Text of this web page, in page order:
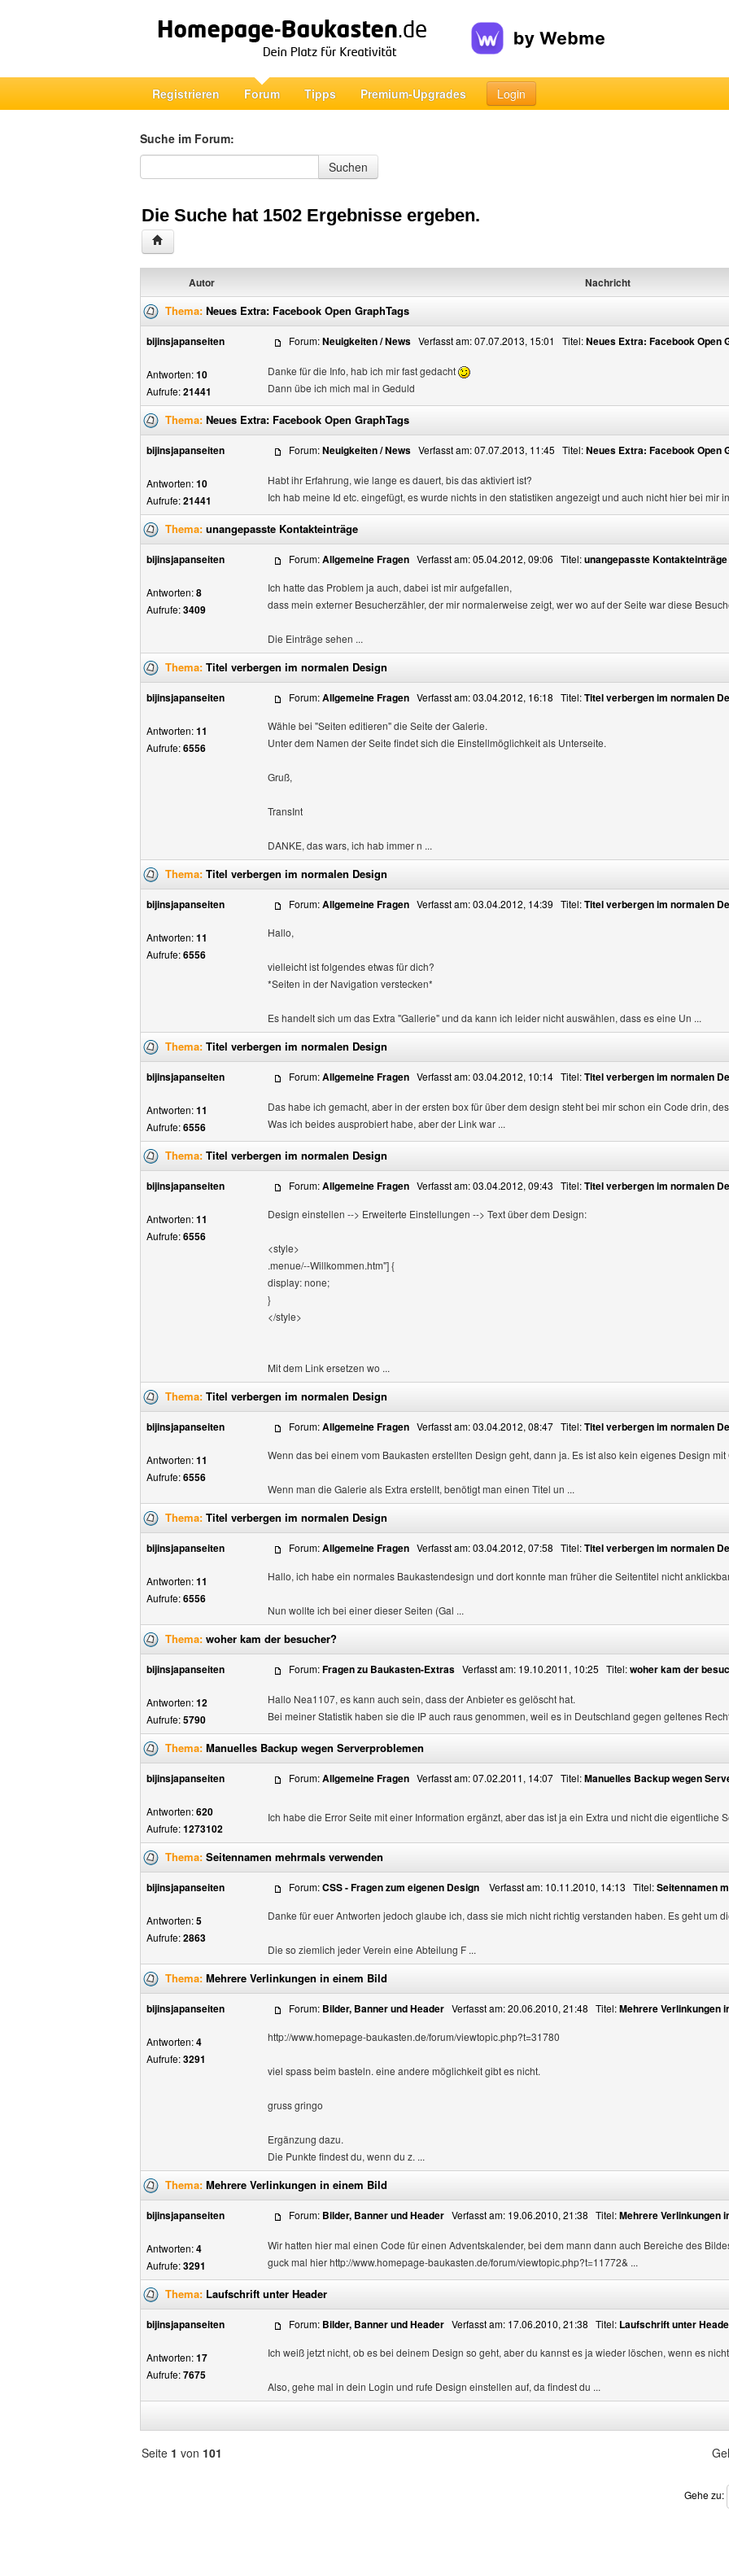
Registrieren Forum Tipps Premium-Upgrades Login
Suche im Forum:
Suche im Forum
Suchen
Die Suche hat 1502 Ergebnisse ergeben.
Autor Nachricht
Thema: Neues Extra: Facebook Open GraphTags
bijinsjapanseiten
Antworten:10
Aufrufe:21441
Forum:Neuigkeiten / News Verfasst am: 07.07.2013, 15:01 Titel:Neues Extra: Facebook Open
Danke für die Info, hab ich mir fast gedacht
Dann übe ich mich mal in Geduld
Thema: Neues Extra: Facebook Open GraphTags
bijinsjapanseiten
Antworten:10
Aufrufe:21441
Forum:Neuigkeiten / News Verfasst am: 07.07.2013, 11:45 Titel:Neues Extra: Facebook Open
Habt ihr Erfahrung, wie lange es dauert, bis das aktiviert ist?
Ich hab meine Id etc. eingefügt, es wurde nichts in den statistiken angezeigt und auch nicht hier bei mir
Thema: unangepasste Kontakteinträge
bijinsjapanseiten
Antworten:8
Aufrufe:3409
Forum:Allgemeine Fragen Verfasst am: 05.04.2012, 09:06 Titel:unangepasste Kontakteinträge
Ich hatte das Problem ja auch, dabei ist mir aufgefallen,
dass mein externer Besucherzähler, der mir normalerweise zeigt, wer wo auf der Seite war diese
Die Einträge sehen ...
Thema: Titel verbergen im normalen Design
bijinsjapanseiten
Antworten:11
Aufrufe:6556
Forum:Allgemeine Fragen Verfasst am: 03.04.2012, 16:18 Titel:Titel verbergen im normalen
Wähle bei "Seiten editieren" die Seite der Galerie.
Unter dem Namen der Seite findet sich die Einstellmöglichkeit als Unterseite.
Gruß,
TransInt
DANKE, das wars, ich hab immer n ...
Thema: Titel verbergen im normalen Design
bijinsjapanseiten
Antworten:11
Aufrufe:6556
Forum:Allgemeine Fragen Verfasst am: 03.04.2012, 14:39 Titel:Titel verbergen im normalen
Hallo,
vielleicht ist folgendes etwas für dich?
*Seiten in der Navigation verstecken*
Es handelt sich um das Extra "Gallerie" und da kann ich leider nicht auswählen, dass es eine Un ...
Thema: Titel verbergen im normalen Design
bijinsjapanseiten
Antworten:11
Aufrufe:6556
Forum:Allgemeine Fragen Verfasst am: 03.04.2012, 10:14 Titel:Titel verbergen im normalen
Das habe ich gemacht, aber in der ersten box für über dem design steht bei mir schon ein Code drin,
Was ich beides ausprobiert habe, aber der Link war ...
Thema: Titel verbergen im normalen Design
bijinsjapanseiten
Antworten:11
Aufrufe:6556
Forum:Allgemeine Fragen Verfasst am: 03.04.2012, 09:43 Titel:Titel verbergen im normalen
Design einstellen --> Erweiterte Einstellungen --> Text über dem Design:
<style>
.menue/--Willkommen.htm"] {
display: none;
}
</style>
Mit dem Link ersetzen wo ...
Thema: Titel verbergen im normalen Design
bijinsjapanseiten
Antworten:11
Aufrufe:6556
Forum:Allgemeine Fragen Verfasst am: 03.04.2012, 08:47 Titel:Titel verbergen im normalen
Wenn das bei einem vom Baukasten erstellten Design geht, dann ja. Es ist also kein eigenes Design
Wenn man die Galerie als Extra erstellt, benötigt man einen Titel un ...
Thema: Titel verbergen im normalen Design
bijinsjapanseiten
Antworten:11
Aufrufe:6556
Forum:Allgemeine Fragen Verfasst am: 03.04.2012, 07:58 Titel:Titel verbergen im normalen
Hallo, ich habe ein normales Baukastendesign und dort konnte man früher die Seitentitel nicht
Nun wollte ich bei einer dieser Seiten (Gal ...
Thema: woher kam der besucher?
bijinsjapanseiten
Antworten:12
Aufrufe:5790
Forum:Fragen zu Baukasten-Extras Verfasst am: 19.10.2011, 10:25 Titel:woher kam der
Hallo Nea1107, es kann auch sein, dass der Anbieter es gelöscht hat.
Bei meiner Statistik haben sie die IP auch raus genommen, weil es in Deutschland gegen geltenes
Thema: Manuelles Backup wegen Serverproblemen
bijinsjapanseiten
Antworten:620
Aufrufe:1273102
Forum:Allgemeine Fragen Verfasst am: 07.02.2011, 14:07 Titel:Manuelles Backup wegen
Ich habe die Error Seite mit einer Information ergänzt, aber das ist ja ein Extra und nicht die eigentliche
Thema: Seitennamen mehrmals verwenden
bijinsjapanseiten
Antworten:5
Aufrufe:2863
Forum:CSS - Fragen zum eigenen Design Verfasst am: 10.11.2010, 14:13 Titel:Seitennamen
Danke für euer Antworten jedoch glaube ich, dass sie mich nicht richtig verstanden haben. Es geht um
Die so ziemlich jeder Verein eine Abteilung F ...
Thema: Mehrere Verlinkungen in einem Bild
bijinsjapanseiten
Antworten:4
Aufrufe:3291
Forum: Bilder, Banner und Header Verfasst am: 20.06.2010, 21:48 Titel:Mehrere Verlinkungen
http://www.homepage-baukasten.de/forum/viewtopic.php?t=31780
viel spass beim basteln. eine andere möglichkeit gibt es nicht.
gruss gringo
Ergänzung dazu.
Die Punkte findest du, wenn du z. ...
Thema: Mehrere Verlinkungen in einem Bild
bijinsjapanseiten
Antworten:4
Aufrufe:3291
Forum: Bilder, Banner und Header Verfasst am: 19.06.2010, 21:38 Titel:Mehrere Verlinkungen
Wir hatten hier mal einen Code für einen Adventskalender, bei dem mann dann auch Bereiche des
guck mal hier http://www.homepage-baukasten.de/forum/viewtopic.php?t=11772& ...
Thema: Laufschrift unter Header
bijinsjapanseiten
Antworten:17
Aufrufe:7675
Forum: Bilder, Banner und Header Verfasst am: 17.06.2010, 21:38 Titel: Laufschrift unter
Ich weiß jetzt nicht, ob es bei deinem Design so geht, aber du kannst es ja wieder löschen, wenn es
Also, gehe mal in dein Login und rufe Design einstellen auf, da findest du ...
Seite 1 von 101
Gehe zu: